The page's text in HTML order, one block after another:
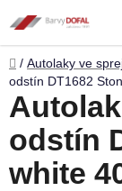
na
obsah
Domů
/ Autolaky ve
odstín DT1682
odstín
white